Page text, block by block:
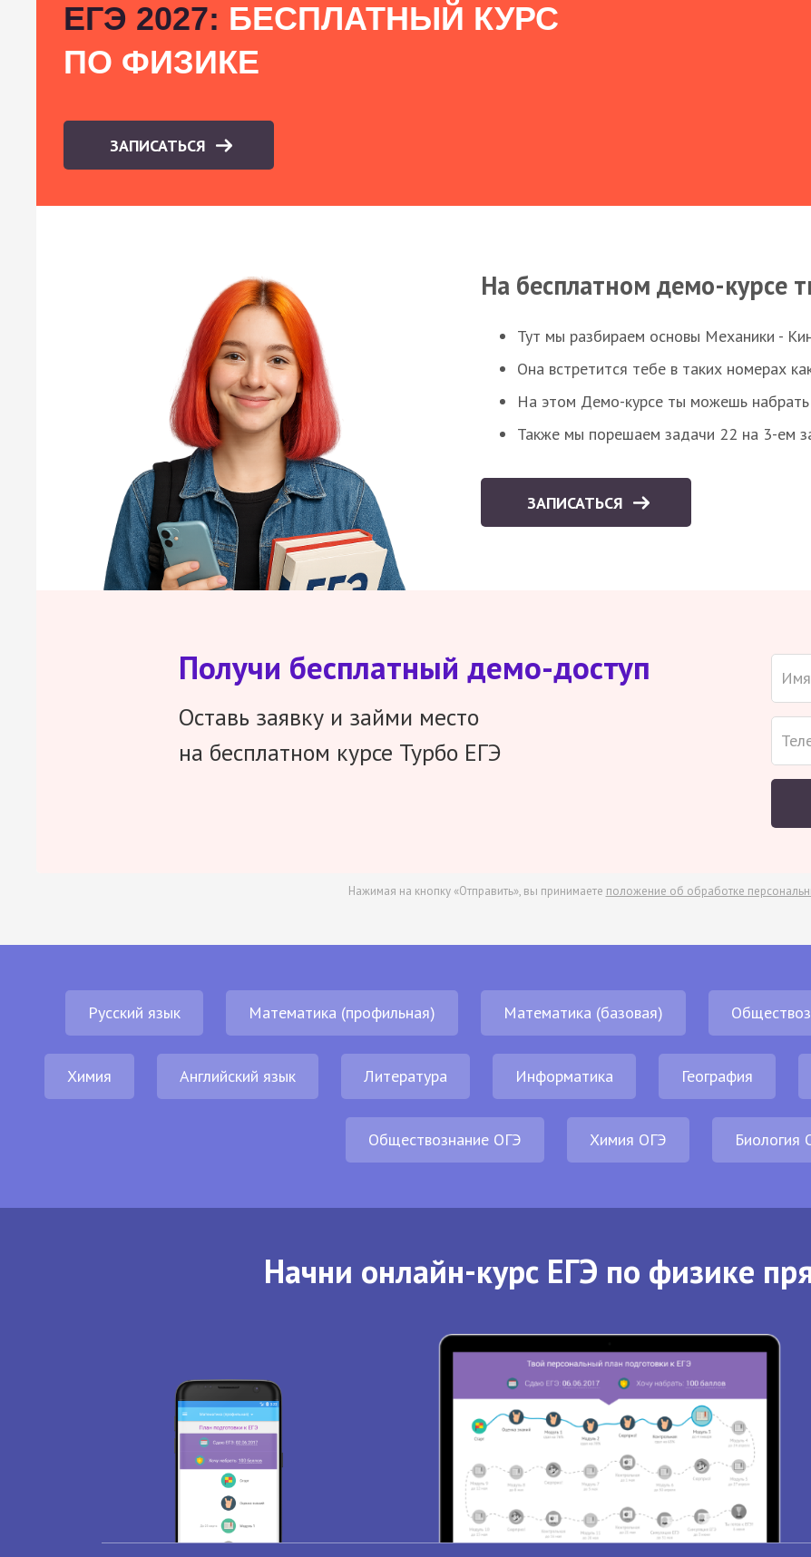
ЕГЭ 2027: БЕСПЛАТНЫЙ КУРС
ПО ФИЗИКЕ
ЗАПИСАТЬСЯ
На бесплатном демо-курсе
Тут мы разбираем основы Механики -
Она встретится тебе в таких номерах
На этом Демо-курсе ты можешь набрать
Также мы порешаем задачи 22 на 3-ем
ЗАПИСАТЬСЯ
Получи бесплатный демо-доступ
Оставь заявку и займи место
на бесплатном курсе Турбо ЕГЭ
Нажимая на кнопку «Отправить», вы принимаете положение об обработке
Русский язык Математика (профильная) Математика (базовая)
Химия Английский язык Литература Информатика География
Обществознание ОГЭ Химия ОГЭ Биология
Начни онлайн-курс ЕГЭ по физике